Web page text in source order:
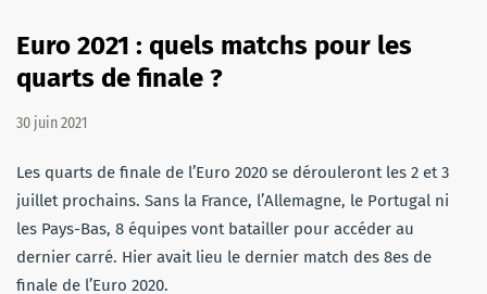
Euro 2021 : quels matchs pour les
quarts de finale ?
30 juin 2021
Les quarts de finale de l’Euro 2020 se dérouleront les 2 et 3
juillet prochains. Sans la France, l’Allemagne, le Portugal ni
les Pays-Bas, 8 équipes vont batailler pour accéder au
dernier carré. Hier avait lieu le dernier match des 8es de
finale de l’Euro 2020.